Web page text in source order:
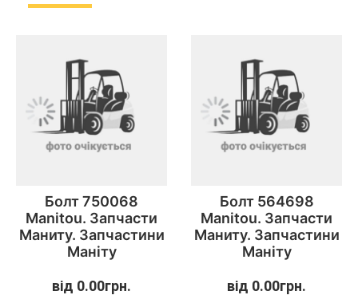
Болт 750068
Manitou. Запчасти
Маниту. Запчастини
Маніту
від 0.00грн.
Болт 564698
Manitou. Запчасти
Маниту. Запчастини
Маніту
від 0.00грн.